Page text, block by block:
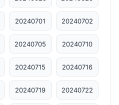
20240701 20240702
20240705 20240710
20240715 20240716
20240719 20240722